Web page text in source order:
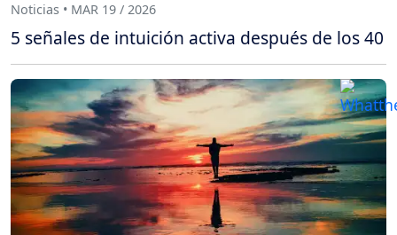
Noticias • MAR 19 / 2026
5 señales de intuición activa después de los 40